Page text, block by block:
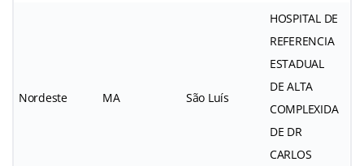
Nordeste MA São Luís
HOSPITAL DE
REFERENCIA
ESTADUAL
DE ALTA
COMPLEXIDA
DE DR
CARLOS